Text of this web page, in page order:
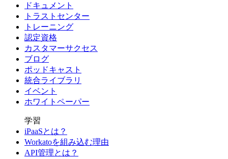
ドキュメント
トラストセンター
トレーニング
認定資格
カスタマーサクセス
ブログ
ポッドキャスト
統合ライブラリ
イベント
ホワイトペーパー
学習
iPaaSとは？
Workatoを組み込む理由
API管理とは？